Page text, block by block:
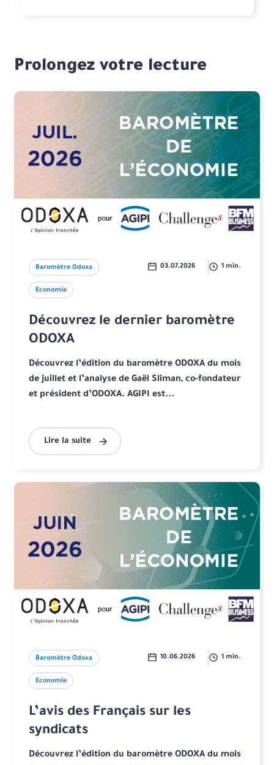
Prolongez votre lecture
Baromètre Odoxa
Economie
03.07.2026 1 min.
Découvrez le dernier baromètre
ODOXA
Découvrez l’édition du baromètre ODOXA du mois
de juillet et l’analyse de Gaël Sliman, co-fondateur
et président d’ODOXA. AGIPI est...
Lire la suite
Baromètre Odoxa
Economie
10.06.2026 1 min.
L’avis des Français sur les
syndicats
Découvrez l’édition du baromètre ODOXA du mois